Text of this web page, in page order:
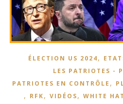
ÉLECTION US 2024,
LES PATRIOTES -
PATRIOTES EN CONTRÔLE ,
, RFK, VIDÉOS, WHITE